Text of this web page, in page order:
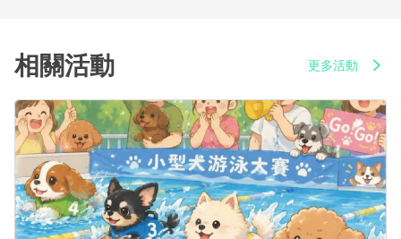
相關活動 更多活動